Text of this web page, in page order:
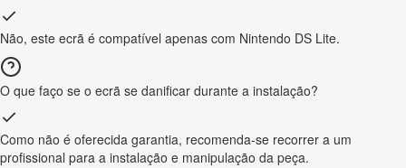
Não, este ecrã é compatível apenas com Nintendo DS Lite.
O que faço se o ecrã se danificar durante a instalação?
Como não é oferecida garantia, recomenda-se recorrer a um
profissional para a instalação e manipulação da peça.